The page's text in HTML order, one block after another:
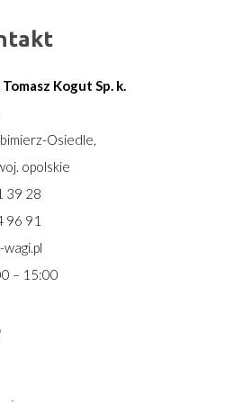
Kogut Sp. k.
Osiedle,
opolskie
39 28
96 91
– 15:00